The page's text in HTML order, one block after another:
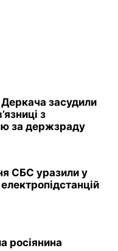
засудили
з
за держзраду
СБС уразили у
росіянина